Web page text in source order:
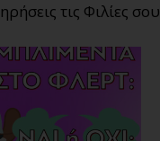
τις Φιλίες σου